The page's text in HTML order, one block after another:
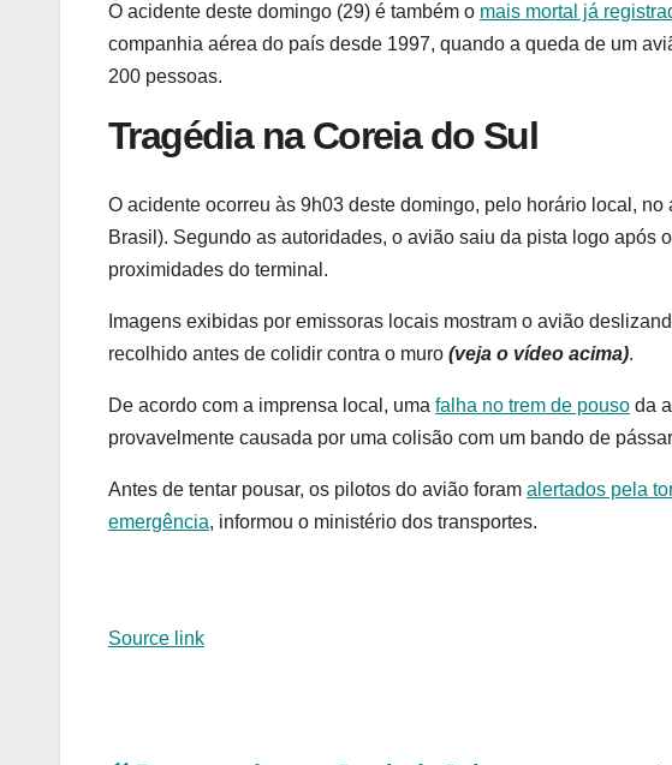
O acidente deste domingo (29) é também o mais mortal já
companhia aérea do país desde 1997, quando a queda de um
200 pessoas.
Tragédia na Coreia do Sul
O acidente ocorreu às 9h03 deste domingo, pelo horário local,
Brasil). Segundo as autoridades, o avião saiu da pista logo após
proximidades do terminal.
Imagens exibidas por emissoras locais mostram o avião
recolhido antes de colidir contra o muro (veja o vídeo acima).
De acordo com a imprensa local, uma falha no trem de pouso da
provavelmente causada por uma colisão com um bando de
Antes de tentar pousar, os pilotos do avião foram alertados pela
emergência, informou o ministério dos transportes.
Source link